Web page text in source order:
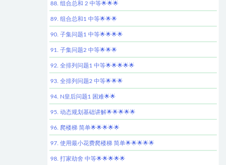
88. 组合总和 2 中等🌟🌟🌟
89. 组合总和1 中等🌟🌟🌟
90. 子集问题1 中等🌟🌟🌟🌟
91. 子集问题2 中等🌟🌟🌟
92. 全排列问题1 中等🌟🌟🌟🌟🌟
93. 全排列问题2 中等🌟🌟🌟
94. N皇后问题1 困难🌟🌟
95. 动态规划基础讲解🌟🌟🌟🌟🌟
96. 爬楼梯 简单🌟🌟🌟🌟🌟
97. 使用最小花费爬楼梯 简单🌟🌟🌟🌟🌟
98. 打家劫舍 中等🌟🌟🌟🌟🌟